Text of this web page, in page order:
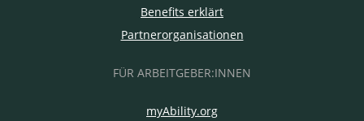
Benefits erklärt
Partnerorganisationen
FÜR ARBEITGEBER:INNEN
myAbility.org